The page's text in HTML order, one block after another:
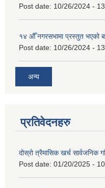
Post date: 10/26/2024 -
१४ औँ नगरसभामा प्रस्तुत भएको
Post date: 10/26/2024 -
अन्य
प्रतिवेदनहरु
दोस्रो त्रैमासिक खर्च सार्वजनिक
Post date: 01/20/2025 -